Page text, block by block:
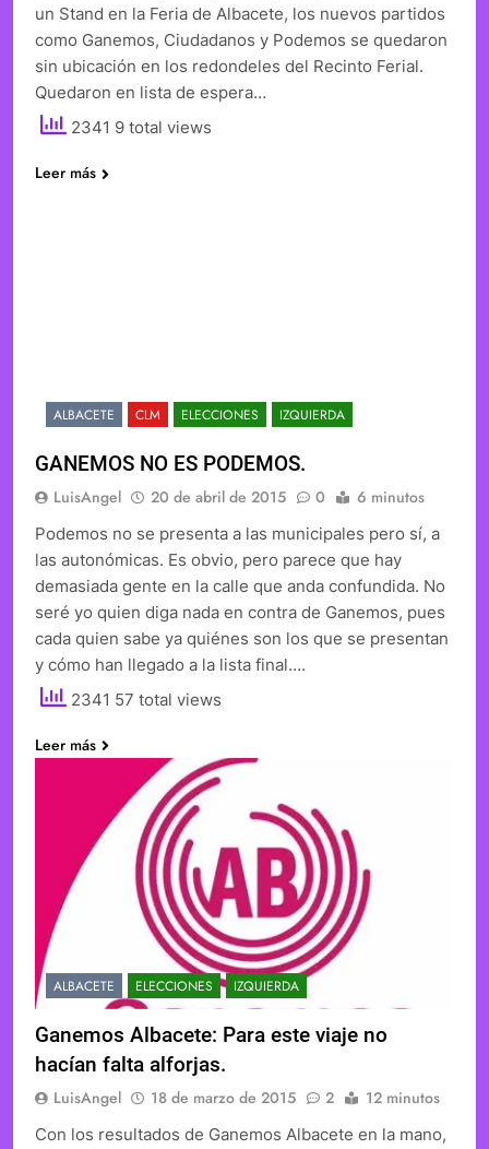
un Stand en la Feria de Albacete, los nuevos partidos
como Ganemos, Ciudadanos y Podemos se quedaron
sin ubicación en los redondeles del Recinto Ferial.
Quedaron en lista de espera…
2341 9 total views
Leer más
ALBACETE CLM ELECCIONES IZQUIERDA
GANEMOS NO ES PODEMOS.
LuisAngel 20 de abril de 2015 0 6 minutos
Podemos no se presenta a las municipales pero sí, a
las autonómicas. Es obvio, pero parece que hay
demasiada gente en la calle que anda confundida. No
seré yo quien diga nada en contra de Ganemos, pues
cada quien sabe ya quiénes son los que se presentan
y cómo han llegado a la lista final….
2341 57 total views
Leer más
ALBACETE ELECCIONES IZQUIERDA
Ganemos Albacete: Para este viaje no
hacían falta alforjas.
LuisAngel 18 de marzo de 2015 2 12 minutos
Con los resultados de Ganemos Albacete en la mano,